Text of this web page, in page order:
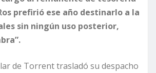
prefirió ese año destinarlo a la
sin ningún uso posterior,
de Torrent trasladó su despacho